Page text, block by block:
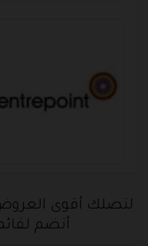
لتصلك أقوى
أنضم